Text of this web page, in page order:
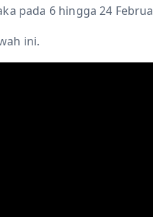
pada 6 hingga 24
ini.